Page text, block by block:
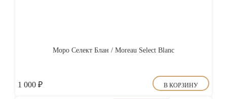
Моро Селект Блан / Moreau Select Blanc
1 000 ₽ В КОРЗИНУ